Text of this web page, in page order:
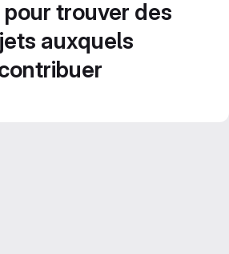
trouver des
auxquels